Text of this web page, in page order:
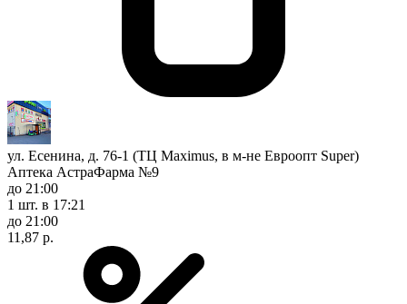
ул. Есенина, д. 76-1 (ТЦ Maximus, в м-не Евроопт Super)
Аптека АстраФарма №9
до 21:00
1 шт. в 17:21
до 21:00
11,87 р.